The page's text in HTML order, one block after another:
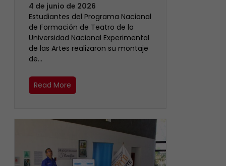
4 de junio de 2026
Estudiantes del Programa Nacional
de Formación de Teatro de la
Universidad Nacional Experimental
de las Artes realizaron su montaje
de…
Read More